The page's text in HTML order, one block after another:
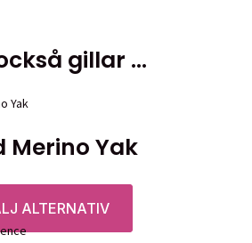
gillar …
Merino Yak
ALTERNATIV
här